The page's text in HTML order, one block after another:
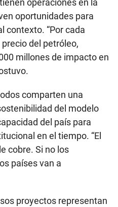
operaciones en la
oportunidades para
contexto. “Por cada
del petróleo,
millones de impacto en
comparten una
del modelo
del país para
en el tiempo. “El
cobre. Si no los
países van a
proyectos representan